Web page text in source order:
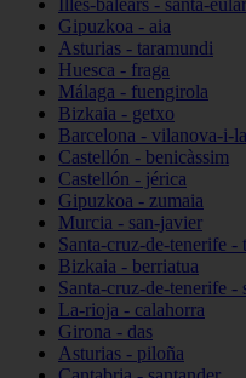
Illes-balears - santa-
Gipuzkoa - aia
Asturias - taramundi
Huesca - fraga
Málaga - fuengirola
Bizkaia - getxo
Barcelona - vilanova-i-
Castellón - benicàssim
Castellón - jérica
Gipuzkoa - zumaia
Murcia - san-javier
Santa-cruz-de-tenerife -
Bizkaia - berriatua
Santa-cruz-de-tenerife -
La-rioja - calahorra
Girona - das
Asturias - piloña